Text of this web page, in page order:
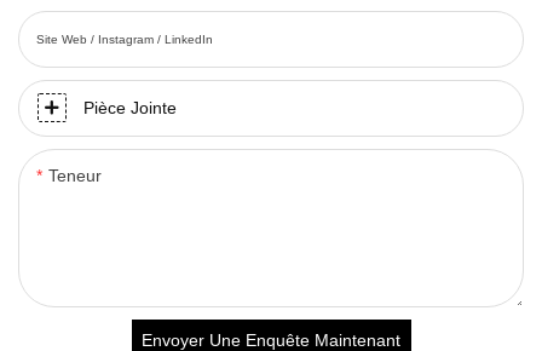
Site Web / Instagram / LinkedIn
Pièce Jointe
Teneur
Envoyer Une Enquête Maintenant